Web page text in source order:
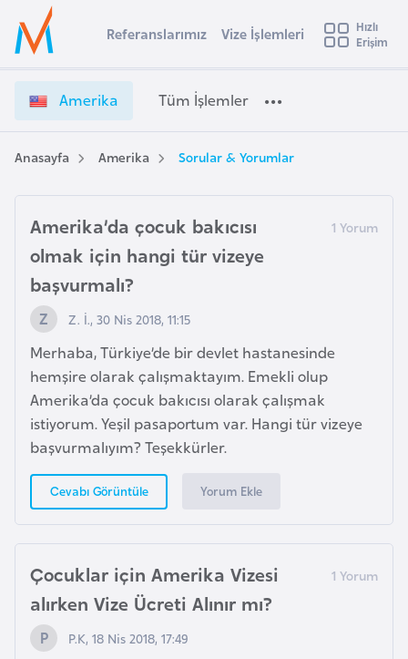
Ülke Seçimi
Başvuru yapmak istediğiniz ülkeyi seçin
Üye
Girişi
m
r
i
k
V
i
z
e
İ
e
m
l
i
e
Referanslarımız Vize İşlemleri
Hızlı
Erişim
Amerika Tüm İşlemler
Anasayfa Amerika Sorular & Yorumlar
Amerika’da çocuk bakıcısı
olmak için hangi tür vizeye
başvurmalı?
Z. İ., 30 Nis 2018, 11:15
Merhaba, Türkiye’de bir devlet hastanesinde
hemşire olarak çalışmaktayım. Emekli olup
Amerika’da çocuk bakıcısı olarak çalışmak
istiyorum. Yeşil pasaportum var. Hangi tür vizeye
başvurmalıyım? Teşekkürler.
Cevabı Görüntüle Yorum Ekle
Çocuklar için Amerika Vizesi
alırken Vize Ücreti Alınır mı?
P.K, 18 Nis 2018, 17:49
s
t
r
a
A
v
u
s
t
u
r
y
a
A
e
r
b
a
y
c